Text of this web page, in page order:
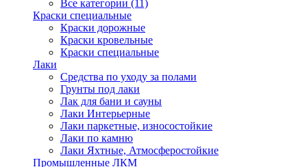
Все категории (11)
Краски специальные
Краски дорожные
Краски кровельные
Краски специальные
Лаки
Cредства по уходу за полами
Грунты под лаки
Лак для бани и сауны
Лаки Интерьерные
Лаки паркетные, износостойкие
Лаки по камню
Лаки Яхтные, Атмосферостойкие
Промышленные ЛКМ